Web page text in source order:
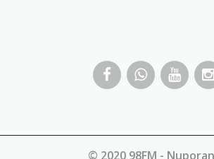
© 2020 98FM -